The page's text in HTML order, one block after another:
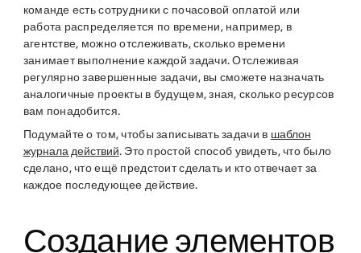
команде есть сотрудники с почасовой оплатой или
работа распределяется по времени, например, в
агентстве, можно отслеживать, сколько времени
занимает выполнение каждой задачи. Отслеживая
регулярно завершенные задачи, вы сможете назначать
аналогичные проекты в будущем, зная, сколько ресурсов
вам понадобится.
Подумайте о том, чтобы записывать задачи в шаблон
журнала действий. Это простой способ увидеть, что было
сделано, что ещё предстоит сделать и кто отвечает за
каждое последующее действие.
Создание элементов